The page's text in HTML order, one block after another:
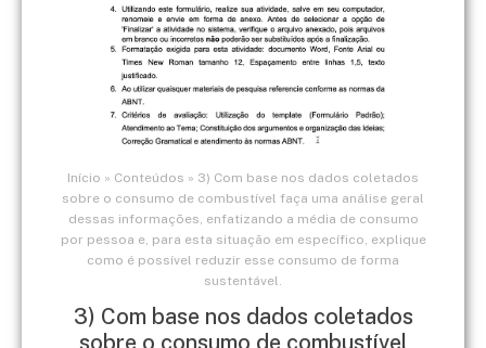
Início » Conteúdos » 3) Com base nos dados coletados
sobre o consumo de combustível faça uma análise geral
dessas informações, enfatizando a média de consumo
por pessoa e, para esta situação em específico, explique
como é possível reduzir esse consumo de forma
sustentável.
3) Com base nos dados coletados
sobre o consumo de combustível